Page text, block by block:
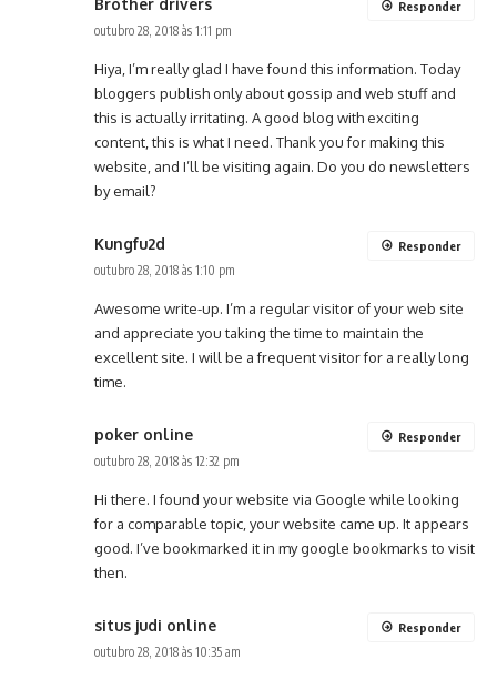
outubro 28, 2018 às 1:11 pm
Hiya, I’m really glad I have found this information. Today
bloggers publish only about gossip and web stuff and
this is actually irritating. A good blog with exciting
content, this is what I need. Thank you for making this
website, and I’ll be visiting again. Do you do newsletters
by email?
Responder
Kungfu2d
outubro 28, 2018 às 1:10 pm
Awesome write-up. I’m a regular visitor of your web site
and appreciate you taking the time to maintain the
excellent site. I will be a frequent visitor for a really long
time.
Responder
poker online
outubro 28, 2018 às 12:32 pm
Hi there. I found your website via Google while looking
for a comparable topic, your website came up. It appears
good. I’ve bookmarked it in my google bookmarks to visit
then.
Responder
situs judi online
outubro 28, 2018 às 10:35 am
Responder